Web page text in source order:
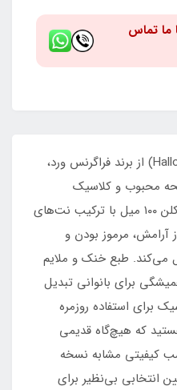
ما تماس
عطر زنانه هالو کویین (Hallo Queen) از برند فراگرنس ورد،
محبوب و کلاسیک
«هالووین بنفش» است. این ادکلن ۱۰۰ میل با ترکیب نت‌های
آرامش، مرموز بودن و
می‌کند. طبع خنک و ملایم
برای بانوانی تبدیل
برای استفاده روزمره
که هیچ‌گاه قدیمی
کیفیتی مشابه نسخه
انتخابی بی‌نظیر برای